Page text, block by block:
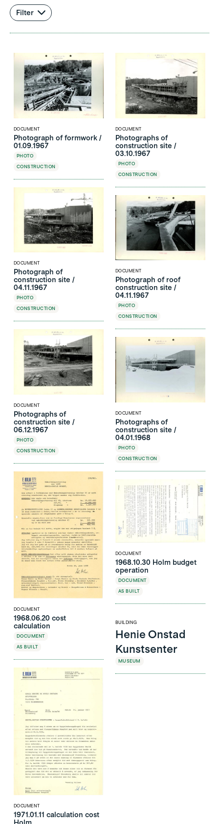
Filter
DOCUMENT
Photograph of formwork /
01.09.1967
PHOTO
CONSTRUCTION
DOCUMENT
Photograph of
construction site /
04.11.1967
PHOTO
CONSTRUCTION
DOCUMENT
Photographs of
construction site /
06.12.1967
PHOTO
CONSTRUCTION
DOCUMENT
1968.06.20 cost
calculation
DOCUMENT
AS BUILT
DOCUMENT
1971.01.11 calculation cost
Holm
DOCUMENT
Photographs of
construction site /
03.10.1967
PHOTO
CONSTRUCTION
DOCUMENT
Photograph of roof
construction site /
04.11.1967
PHOTO
CONSTRUCTION
DOCUMENT
Photographs of
construction site /
04.01.1968
PHOTO
CONSTRUCTION
DOCUMENT
1968.10.30 Holm budget
operation
DOCUMENT
AS BUILT
BUILDING
Henie Onstad
Kunstsenter
MUSEUM